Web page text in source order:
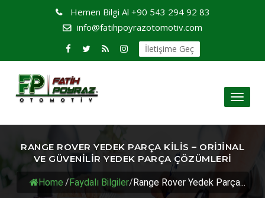
Hemen Bilgi Al +90 543 294 92 83
info@fatihpoyrazotomotiv.com
İletişime Geç
Toggle
RANGE ROVER YEDEK PARÇA KILIS – ORIJINAL
VE GÜVENILIR YEDEK PARÇA ÇÖZÜMLERI
Home /Faydalı Bilgiler/Range Rover Yedek Parça...